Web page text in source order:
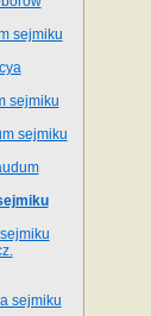
sejmiku
sejmiku
sejmiku
sejmiku